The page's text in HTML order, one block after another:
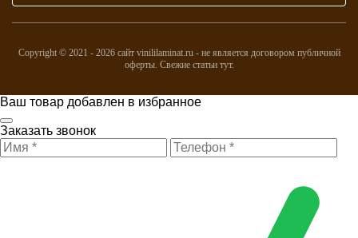
Copyright © 2021 - 2026 сайт vinililaminat.ru - не является договором публичной
оферты. Свежие статьи тут.
Ваш товар добавлен в избранное
Заказать звонок